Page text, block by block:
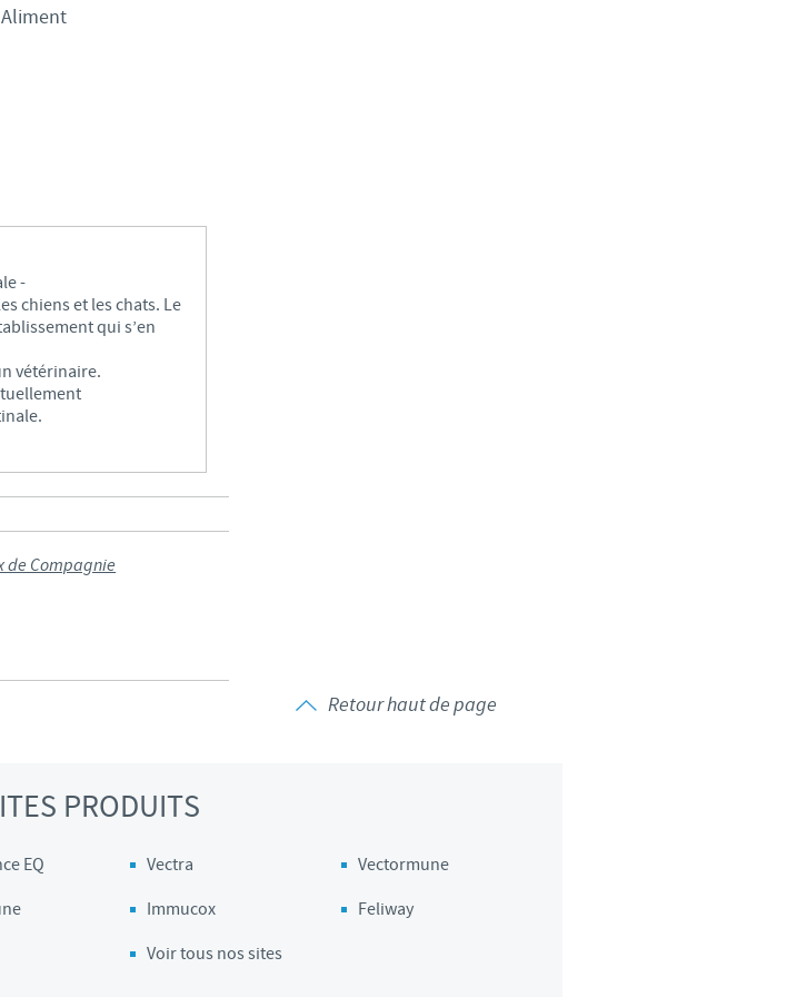
Japan
Netherlands
Peru
accéder à un autre site du groupe.
et les pratiques médicales varient d'un pays à un autre. En
disponibles du site sur lequel vous entrez pourraient ne pas être
pays.
-
chiens et les chats. Le
qui s’en
vétérinaire.
de Compagnie
Retour haut de page
PRODUITS
EQ Vectra
Vectormune
Immucox
Feliway
Voir tous nos sites